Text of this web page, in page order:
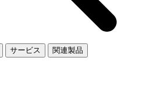
サービス
関連製品